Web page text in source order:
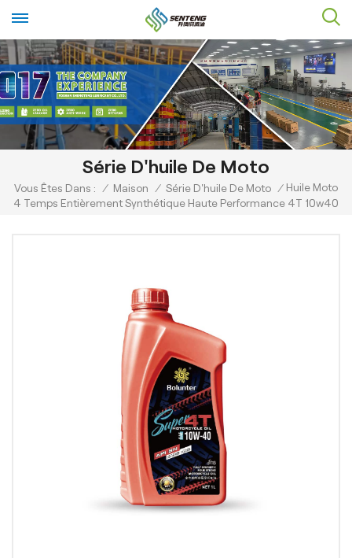
Série D'huile De Moto
Vous Êtes Dans : / Maison / Série D'huile De Moto / Huile Moto
4 Temps Entièrement Synthétique Haute Performance 4T 10w40